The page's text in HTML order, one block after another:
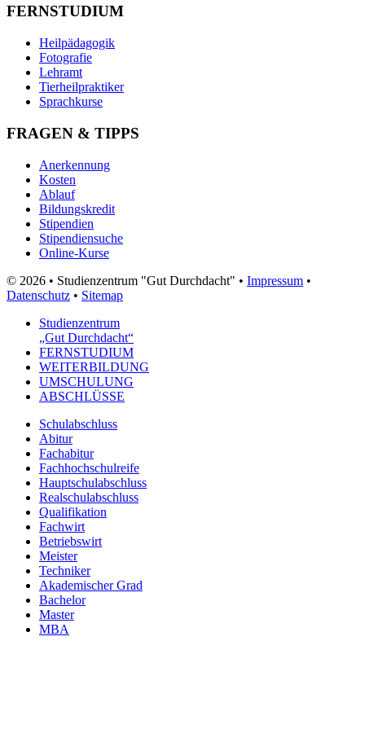
FERNSTUDIUM
Heilpädagogik
Fotografie
Lehramt
Tierheilpraktiker
Sprachkurse
FRAGEN & TIPPS
Anerkennung
Kosten
Ablauf
Bildungskredit
Stipendien
Stipendiensuche
Online-Kurse
© 2026 • Studienzentrum "Gut Durchdacht" • Impressum •
Datenschutz • Sitemap
Studienzentrum
„Gut Durchdacht“
FERNSTUDIUM
WEITERBILDUNG
UMSCHULUNG
ABSCHLÜSSE
Schulabschluss
Abitur
Fachabitur
Fachhochschulreife
Hauptschulabschluss
Realschulabschluss
Qualifikation
Fachwirt
Betriebswirt
Meister
Techniker
Akademischer Grad
Bachelor
Master
MBA